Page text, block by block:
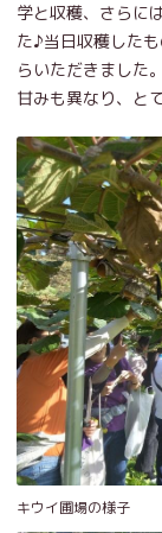
学と収穫、さらに
た♪当日収穫した
らいただきました
甘みも異なり、と
キウイ圃場の様子